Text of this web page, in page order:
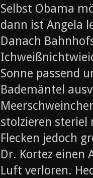
Selbst Obama
dann ist Angela
Danach
Sonne passend
Bademäntel
stolzieren steriel
Flecken jedoch
Dr. Kortez einen
Luft verloren.